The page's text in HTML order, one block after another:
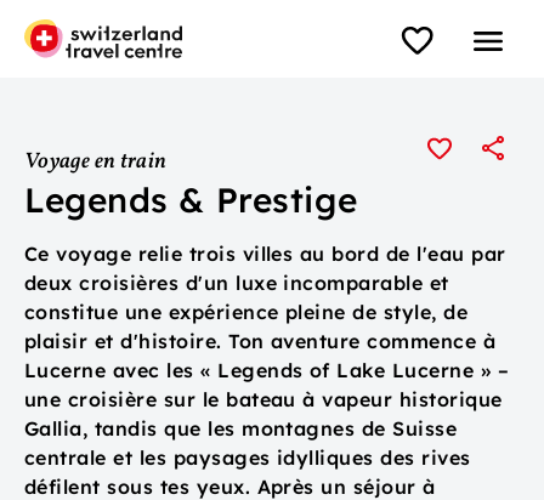
Voyage en train
Legends & Prestige
Ce voyage relie trois villes au bord de l'eau par
deux croisières d'un luxe incomparable et
constitue une expérience pleine de style, de
plaisir et d'histoire. Ton aventure commence à
Lucerne avec les « Legends of Lake Lucerne » –
une croisière sur le bateau à vapeur historique
Gallia, tandis que les montagnes de Suisse
centrale et les paysages idylliques des rives
défilent sous tes yeux. Après un séjour à